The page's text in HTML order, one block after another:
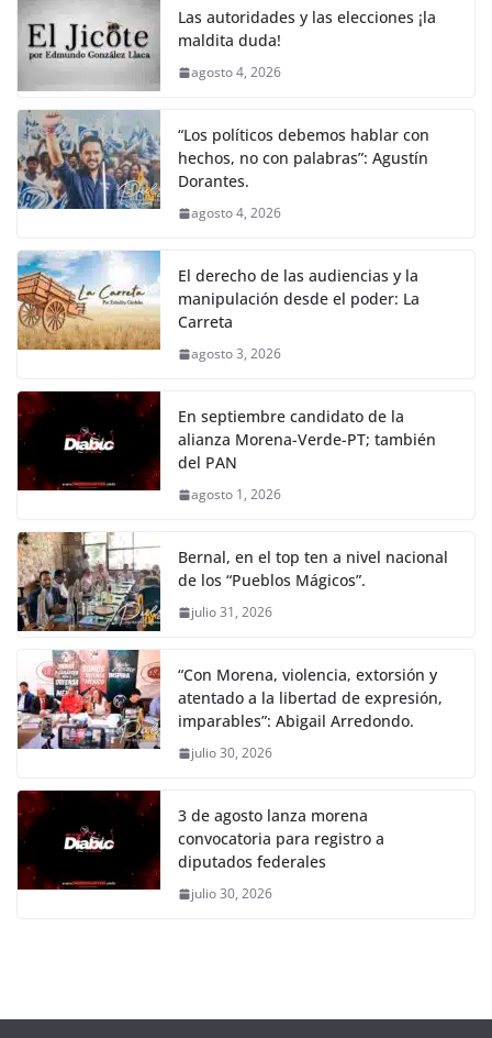
e
b
o
o
k
er s
A
p
y
Li
k
gr e
Las autoridades y las elecciones ¡la
maldita duda!
agosto 4, 2026
“Los políticos debemos hablar con
hechos, no con palabras”: Agustín
Dorantes.
agosto 4, 2026
El derecho de las audiencias y la
manipulación desde el poder: La
Carreta
agosto 3, 2026
En septiembre candidato de la
alianza Morena-Verde-PT; también
del PAN
agosto 1, 2026
Bernal, en el top ten a nivel nacional
de los “Pueblos Mágicos”.
julio 31, 2026
“Con Morena, violencia, extorsión y
atentado a la libertad de expresión,
imparables”: Abigail Arredondo.
julio 30, 2026
3 de agosto lanza morena
convocatoria para registro a
diputados federales
julio 30, 2026